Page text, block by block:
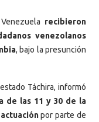
recibieron
venezolanos
, bajo la presunción
Táchira, informó
de las 11 y 30 de la
por parte de